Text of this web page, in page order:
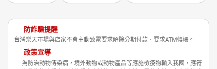
防詐騙提醒
台灣樂天市場與店家不會主動致電要求解除分期付款、要求ATM轉帳。
政策宣導
為防治動物傳染病，境外動物或動物產品等應施檢疫物輸入我國，應符